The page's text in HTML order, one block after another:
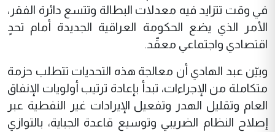
في وقت تتزايد فيه معدلات البطالة وتتسع دائرة الفقر،
الأمر الذي يضع الحكومة العراقية الجديدة أمام تحدٍ
اقتصادي واجتماعي معقّد.
وبيّن عبد الهادي أن معالجة هذه التحديات تتطلب حزمة
متكاملة من الإجراءات، تبدأ بإعادة ترتيب أولويات الإنفاق
العام وتقليل الهدر وتفعيل الإيرادات غير النفطية عبر
إصلاح النظام الضريبي وتوسيع قاعدة الجباية، بالتوازي